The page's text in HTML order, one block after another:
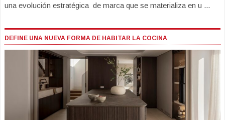
una evolución estratégica de marca que se materializa en u ...
DEFINE UNA NUEVA FORMA DE HABITAR LA COCINA